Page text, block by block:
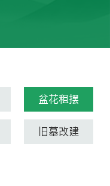
盆花租摆
旧墓改建